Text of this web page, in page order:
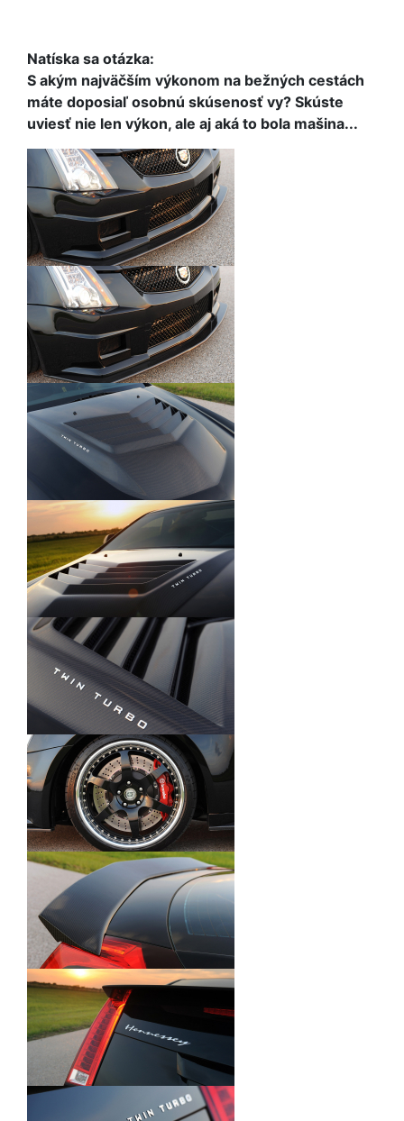
Natíska sa otázka:
S akým najväčším výkonom na bežných cestách
máte doposiaľ osobnú skúsenosť vy? Skúste
uviesť nie len výkon, ale aj aká to bola mašina...